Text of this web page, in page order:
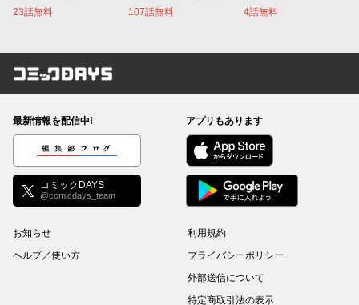
23話無料 107話無料 4話無料
コミックDAYS
最新情報を配信中!
編集部ブログ
コミックDAYS
@comicdays_team
アプリもあります
お知らせ
ヘルプ／使い方
利用規約
プライバシーポリシー
外部送信について
特定商取引法の表示